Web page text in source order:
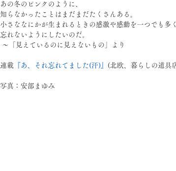
あの冬のピンクのように、
知らなかったことはまだまだたくさんある。
小さななにかが生まれるときの感激や感動を一つでも多
忘れないようにしたいのだ。
⁡ 〜「見えているのに見えないもの」より
連載 『あ、それ忘れてました(汗)』 (北欧、暮らしの道具
写真：安部まゆみ